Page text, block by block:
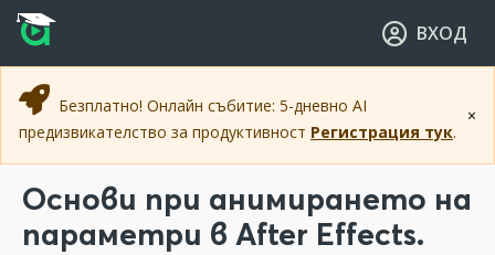
Прескочи към основното съдържание
Прескочи към навигацията
ВХОД
×
Безплатно! Онлайн събитие: 5-дневно AI
предизвикателство за продуктивност Регистрация тук.
Основи при анимирането на
параметри в After Effects.